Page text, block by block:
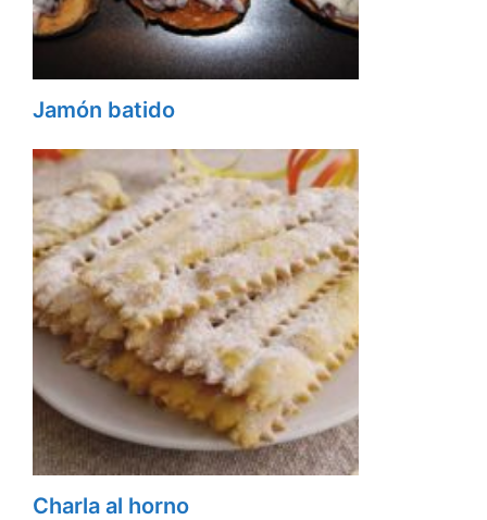
Jamón batido
Charla al horno